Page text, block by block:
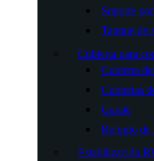
Soporte
Tanque de
Cubierta para
Cubierta
Cubiertas
Garaje
Refugio de
Estabilización